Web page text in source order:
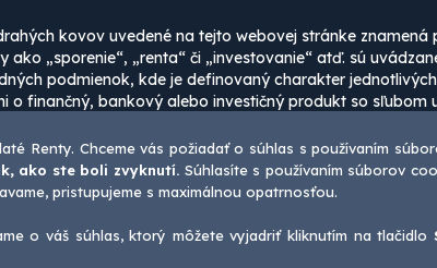
kovov uvedené na tejto webovej stránke
ako „sporenie“, „renta“ či „investovanie“ atď. sú
podmienok, kde je definovaný charakter
o finančný, bankový alebo investičný produkt so
v žiadnom prípade brať ako investičné odporúčania.
Zverejnenie akýchkoľvek údajov či informácií na
Renty. Chceme vás požiadať o súhlas s používaním
ako ste boli zvyknutí.Súhlasíte s používaním súborov
pristupujeme s maximálnou opatrnosťou.
o váš súhlas, ktorý môžete vyjadriť kliknutím na tlačidlo